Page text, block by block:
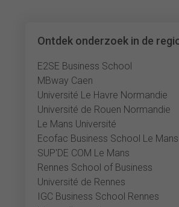
Ontdek onderzoek in de
E2SE Business School
MBway Caen
Université Le Havre Normandie
Université de Rouen Normandie
Le Mans Université
Ecofac Business School Le Mans
SUP'DE COM Le Mans
Rennes School of Business
Université de Rennes
IGC Business School Rennes